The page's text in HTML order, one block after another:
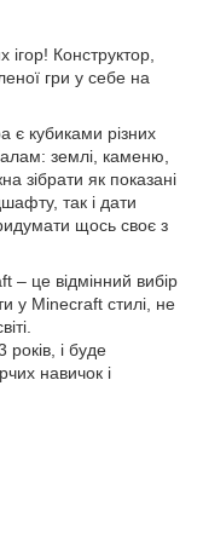
Конструктор,
гри у себе на
є кубиками різних
землі, каменю,
зібрати як показані
так і дати
щось своє з
– це відмінний вибір
у Minecraft стилі, не
років, і буде
навичок і